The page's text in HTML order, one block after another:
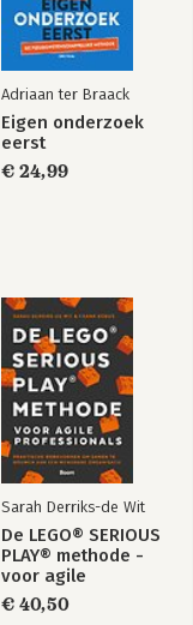
Adriaan ter Braack
Eigen onderzoek
eerst
€ 24,99
Sarah Derriks-de Wit
De LEGO® SERIOUS
PLAY® methode -
voor agile
professionals
€ 40,50